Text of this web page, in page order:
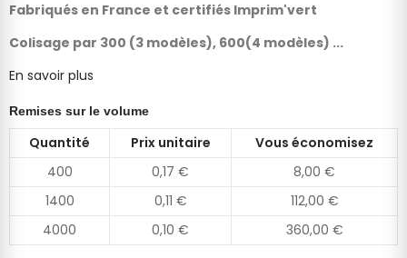
Fabriqués en France et certifiés Imprim'vert
Colisage par 300 (3 modèles), 600(4 modèles) ...
En savoir plus
Remises sur le volume
Quantité Prix unitaire
Vous économisez
400
0,17 €
8,00 €
1400
0,11 €
112,00 €
4000
0,10 € 360,00 €